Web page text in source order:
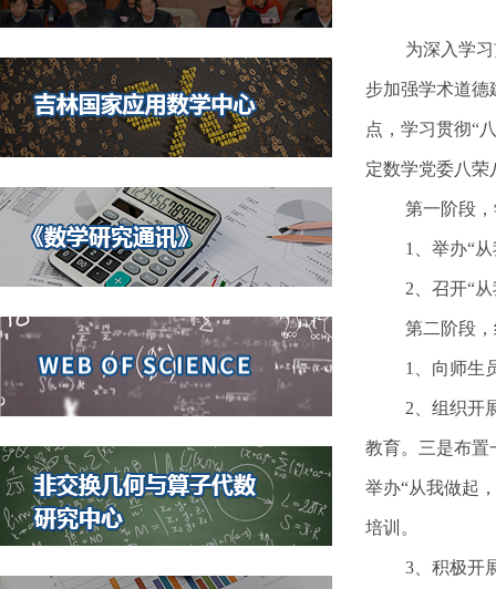
为深入学
步加强学术道
点，学习贯彻“
定数学党委八荣
第一阶段
1、举办“
2、召开“
第二阶段
1、向师生
2、组织开
教育。三是布置
举办“从我做起
培训。
3、积极开